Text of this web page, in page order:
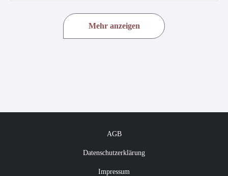
Mehr anzeigen
AGB
Datenschutzerklärung
Impressum